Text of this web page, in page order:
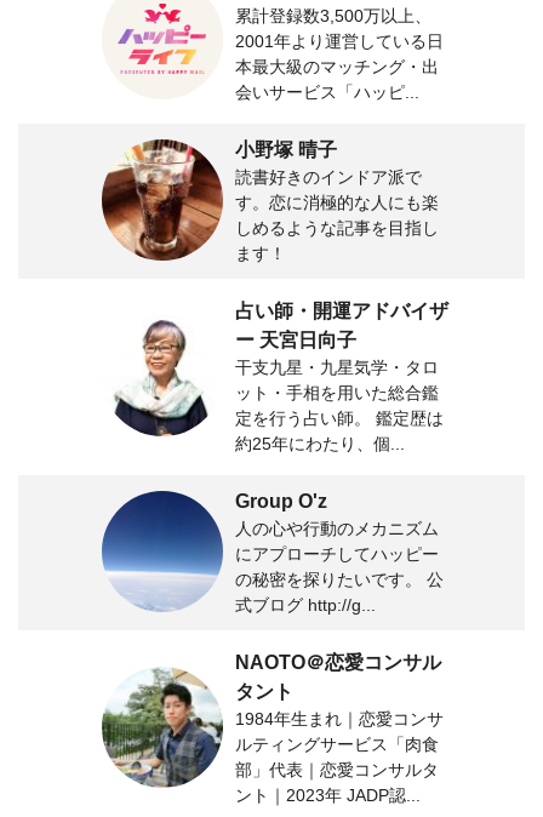
累計登録数3,500万以上、
2001年より運営している日
本最大級のマッチング・出
会いサービス「ハッピ...
小野塚 晴子
読書好きのインドア派で
す。恋に消極的な人にも楽
しめるような記事を目指し
ます！
占い師・開運アドバイザ
ー 天宮日向子
干支九星・九星気学・タロ
ット・手相を用いた総合鑑
定を行う占い師。 鑑定歴は
約25年にわたり、個...
Group O'z
人の心や行動のメカニズム
にアプローチしてハッピー
の秘密を探りたいです。 公
式ブログ http://g...
NAOTO＠恋愛コンサル
タント
1984年生まれ｜恋愛コンサ
ルティングサービス「肉食
部」代表｜恋愛コンサルタ
ント｜2023年 JADP認...